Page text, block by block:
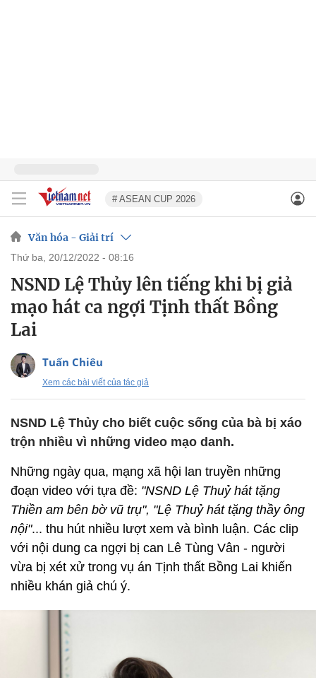
# ASEAN CUP 2026
Văn hóa - Giải trí
thứ ba, 20/12/2022 - 08:16
NSND Lệ Thủy lên tiếng khi bị giả
mạo hát ca ngợi Tịnh thất Bồng
Lai
Tuấn Chiêu
Xem các bài viết của tác giả
NSND Lệ Thủy cho biết cuộc sống của bà bị xáo
trộn nhiều vì những video mạo danh.
Những ngày qua, mạng xã hội lan truyền những
đoạn video với tựa đề: "NSND Lệ Thuỷ hát tặng
Thiền am bên bờ vũ trụ", "Lệ Thuỷ hát tặng thầy ông
nội"... thu hút nhiều lượt xem và bình luận. Các clip
với nội dung ca ngợi bị can Lê Tùng Vân - người
vừa bị xét xử trong vụ án Tịnh thất Bồng Lai khiến
nhiều khán giả chú ý.